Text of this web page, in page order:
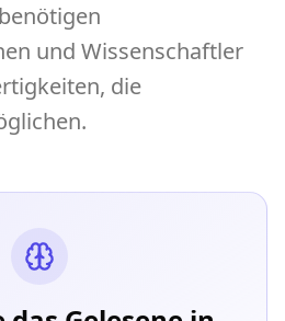
und Wissenschaftler
die